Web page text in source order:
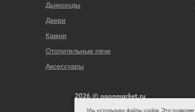
Мы используем файлы cookie. Это
Дымоходы
Двери
Камни
Отопительные печи
Аксессуары
2026 © ogonmarket.ru